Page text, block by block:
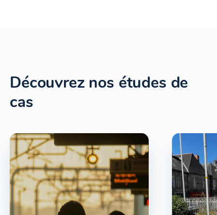
Découvrez nos études de
cas